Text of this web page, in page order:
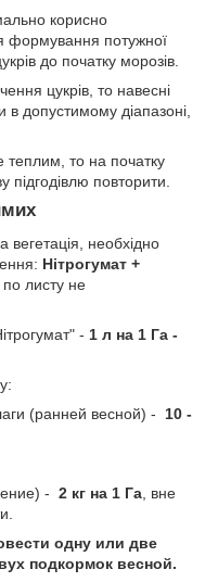
корисно
формування потужної
до початку морозів.
цукрів, то навесні
в допустимому діапазоні,
теплим, то на початку
повторити.
вегетація, необхідно
Нітрогумат +
по листу не
- 1 л на 1 Га -
(ранней весной) - 10 -
- 2 кг на 1 Га , вне
одну или две
подкормок весной.